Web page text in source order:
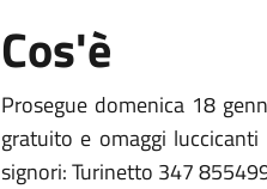
Cos'è
Prosegue domenica 18
gratuito e omaggi
signori: Turinetto 347